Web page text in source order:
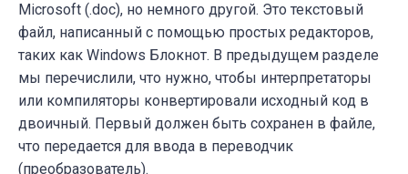
Microsoft (.doc), но немного другой. Это текстовый
файл, написанный с помощью простых редакторов,
таких как Windows Блокнот. В предыдущем разделе
мы перечислили, что нужно, чтобы интерпретаторы
или компиляторы конвертировали исходный код в
двоичный. Первый должен быть сохранен в файле,
что передается для ввода в переводчик
(преобразователь).